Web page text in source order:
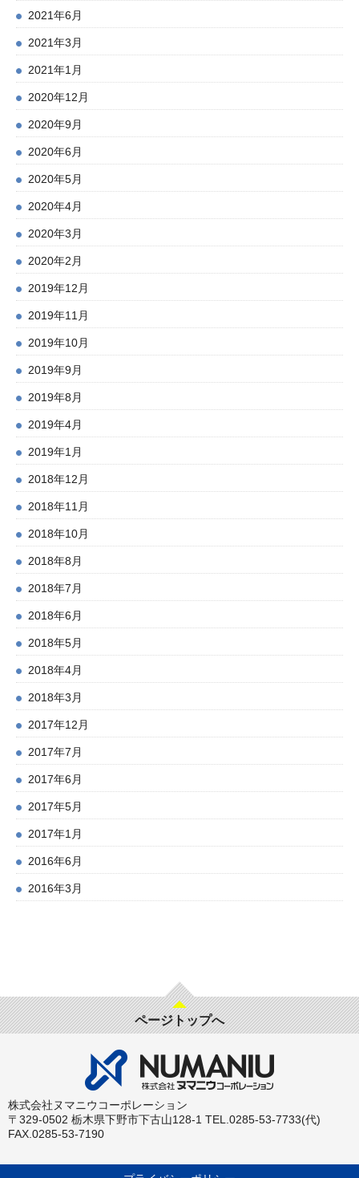
2021年6月
2021年3月
2021年1月
2020年12月
2020年9月
2020年6月
2020年5月
2020年4月
2020年3月
2020年2月
2019年12月
2019年11月
2019年10月
2019年9月
2019年8月
2019年4月
2019年1月
2018年12月
2018年11月
2018年10月
2018年8月
2018年7月
2018年6月
2018年5月
2018年4月
2018年3月
2017年12月
2017年7月
2017年6月
2017年5月
2017年1月
2016年6月
2016年3月
ページトップへ
株式会社ヌマニウコーポレーション
〒329-0502 栃木県下野市下古山128-1 TEL.0285-53-7733(代)
FAX.0285-53-7190